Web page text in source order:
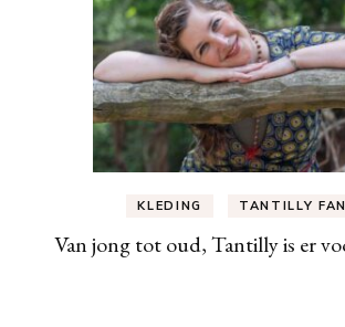
KLEDING TANTILLY
Van jong tot oud, Tantilly is er